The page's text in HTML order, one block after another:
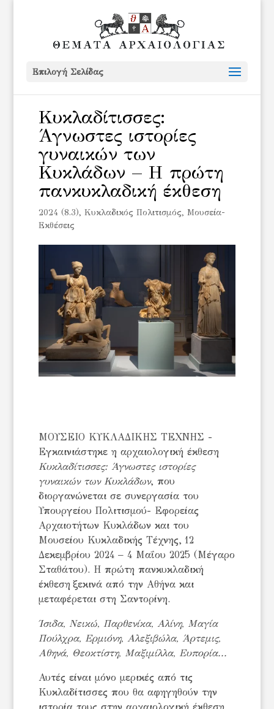
Επιλογή Σελίδας
Κυκλαδίτισσες:
Άγνωστες ιστορίες
γυναικών των
Κυκλάδων – Η πρώτη
πανκυκλαδική έκθεση
2024 (8.3), Κυκλαδικός Πολιτισμός, Μουσεία-
Εκθέσεις
ΜΟΥΣΕΙΟ ΚΥΚΛΑΔΙΚΗΣ ΤΕΧΝΗΣ -
Εγκαινιάστηκε η αρχαιολογική έκθεση
Κυκλαδίτισσες: Άγνωστες ιστορίες
γυναικών των Κυκλάδων, που
διοργανώνεται σε συνεργασία του
Υπουργείου Πολιτισμού- Εφορείας
Αρχαιοτήτων Κυκλάδων και του
Μουσείου Κυκλαδικής Τέχνης, 12
Δεκεμβρίου 2024 – 4 Μαΐου 2025 (Μέγαρο
Σταθάτου). Η πρώτη πανκυκλαδική
έκθεση ξεκινά από την Αθήνα και
μεταφέρεται στη Σαντορίνη.
Ίσιδα, Νεικώ, Παρθενίκα, Αλίνη, Μαγία
Πούλχρα, Ερμιόνη, Αλεξιβώλα, Άρτεμις,
Αθηνά, Θεοκτίστη, Μαξιμίλλα, Ευπορία...
Αυτές είναι μόνο μερικές από τις
Κυκλαδίτισσες που θα αφηγηθούν την